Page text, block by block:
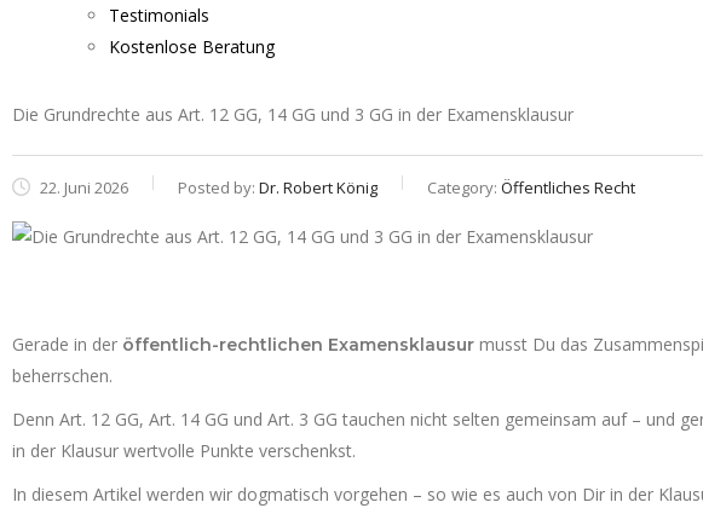
Testimonials
Kostenlose Beratung
Die Grundrechte aus Art. 12 GG, 14 GG und 3 GG in der Examensklausur
22. Juni 2026 Posted by: Dr. Robert König Category: Öffentliches Recht
Gerade in der öffentlich-rechtlichen Examensklausur musst Du das
beherrschen.
Denn Art. 12 GG, Art. 14 GG und Art. 3 GG tauchen nicht selten gemeinsam auf – und
in der Klausur wertvolle Punkte verschenkst.
In diesem Artikel werden wir dogmatisch vorgehen – so wie es auch von Dir in der